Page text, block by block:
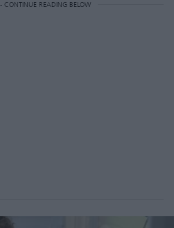
CONTINUE READING BELOW